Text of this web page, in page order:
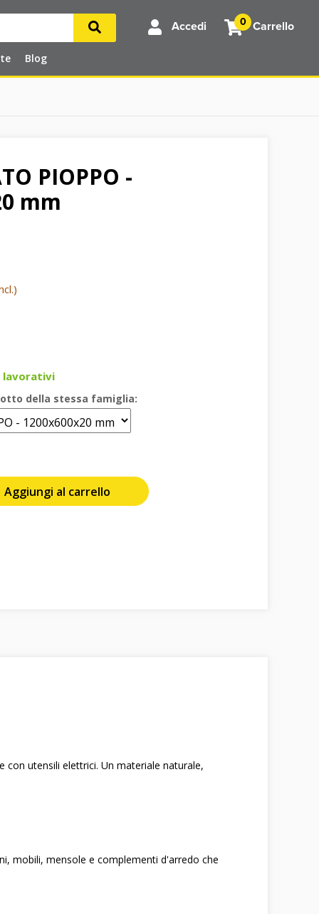
Blog
Carrello
0
Accedi
PIOPPO -
mm
lavorativi
della stessa famiglia:
Aggiungi al carrello
utensili elettrici. Un materiale naturale,
mobili, mensole e complementi d'arredo che